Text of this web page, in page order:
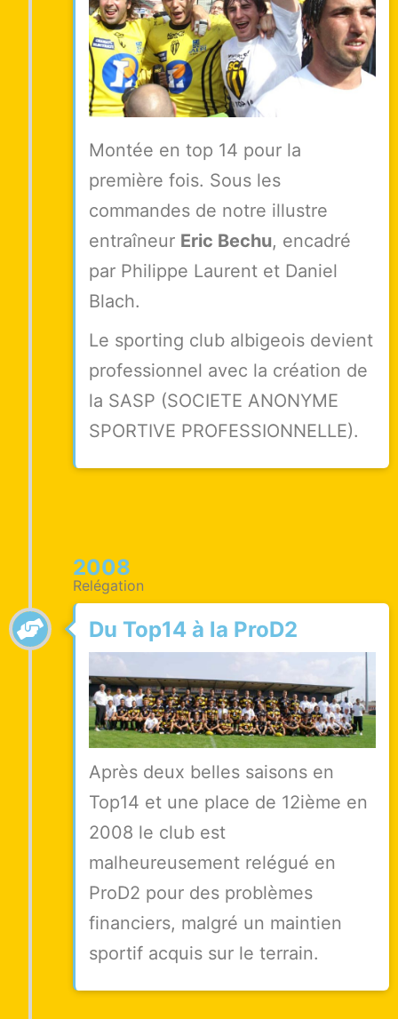
Montée en top 14 pour la
première fois. Sous les
commandes de notre illustre
entraîneur Eric Bechu, encadré
par Philippe Laurent et Daniel
Blach.
Le sporting club albigeois devient
professionnel avec la création de
la SASP (SOCIETE ANONYME
SPORTIVE PROFESSIONNELLE).
2008
Relégation
Du Top14 à la ProD2
Après deux belles saisons en
Top14 et une place de 12ième en
2008 le club est
malheureusement relégué en
ProD2 pour des problèmes
financiers, malgré un maintien
sportif acquis sur le terrain.